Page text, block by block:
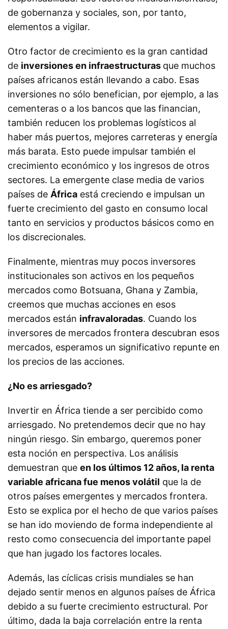
de gobernanza y sociales, son, por tanto,
elementos a vigilar.
Otro factor de crecimiento es la gran cantidad
de inversiones en infraestructuras que muchos
países africanos están llevando a cabo. Esas
inversiones no sólo benefician, por ejemplo, a las
cementeras o a los bancos que las financian,
también reducen los problemas logísticos al
haber más puertos, mejores carreteras y energía
más barata. Esto puede impulsar también el
crecimiento económico y los ingresos de otros
sectores. La emergente clase media de varios
países de África está creciendo e impulsan un
fuerte crecimiento del gasto en consumo local
tanto en servicios y productos básicos como en
los discrecionales.
Finalmente, mientras muy pocos inversores
institucionales son activos en los pequeños
mercados como Botsuana, Ghana y Zambia,
creemos que muchas acciones en esos
mercados están infravaloradas. Cuando los
inversores de mercados frontera descubran esos
mercados, esperamos un significativo repunte en
los precios de las acciones.
¿No es arriesgado?
Invertir en África tiende a ser percibido como
arriesgado. No pretendemos decir que no hay
ningún riesgo. Sin embargo, queremos poner
esta noción en perspectiva. Los análisis
demuestran que en los últimos 12 años, la renta
variable africana fue menos volátil que la de
otros países emergentes y mercados frontera.
Esto se explica por el hecho de que varios países
se han ido moviendo de forma independiente al
resto como consecuencia del importante papel
que han jugado los factores locales.
Además, las cíclicas crisis mundiales se han
dejado sentir menos en algunos países de África
debido a su fuerte crecimiento estructural. Por
último, dada la baja correlación entre la renta